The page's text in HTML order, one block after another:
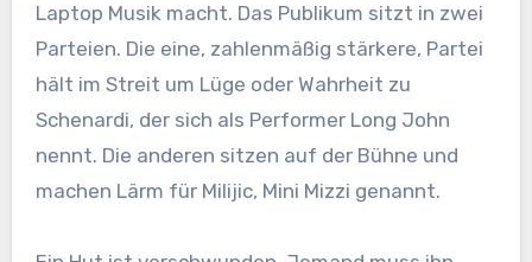
Laptop Musik macht. Das Publikum sitzt in zwei
Parteien. Die eine, zahlenmäßig stärkere, Partei
hält im Streit um Lüge oder Wahrheit zu
Schenardi, der sich als Performer Long John
nennt. Die anderen sitzen auf der Bühne und
machen Lärm für Milijic, Mini Mizzi genannt.